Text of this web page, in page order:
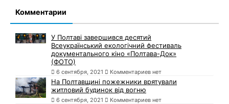
Комментарии
У Полтаві завершився десятий
Всеукраїнський екологічний фестиваль
документального кіно «Полтава-Док»
(ФОТО)
6 сентября, 2021 Комментариев нет
На Полтавщині пожежники врятували
житловий будинок від вогню
6 сентября, 2021 Комментариев нет